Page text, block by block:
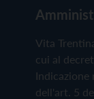
Vita
cui al
Indicazione
dell'art. 5